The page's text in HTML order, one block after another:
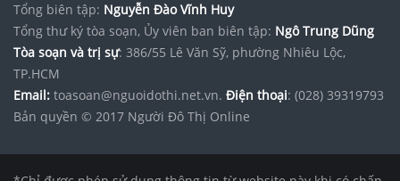
Tổng biên tập: Nguyễn Đào Vĩnh Huy
Tổng thư ký tòa soạn, Ủy viên ban biên tập: Ngô Trung Dũng
Tòa soạn và trị sự: 386/55 Lê Văn Sỹ, phường Nhiêu Lộc,
TP.HCM
Email: toasoan@nguoidothi.net.vn. Điện thoại: (028) 39319793
Bản quyền © 2017 Người Đô Thị Online